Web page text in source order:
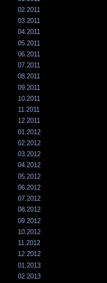
02.2011
03.2011
04.2011
05.2011
06.2011
07.2011
08.2011
09.2011
10.2011
11.2011
12.2011
01.2012
02.2012
03.2012
04.2012
05.2012
06.2012
07.2012
08.2012
09.2012
10.2012
11.2012
12.2012
01.2013
02.2013